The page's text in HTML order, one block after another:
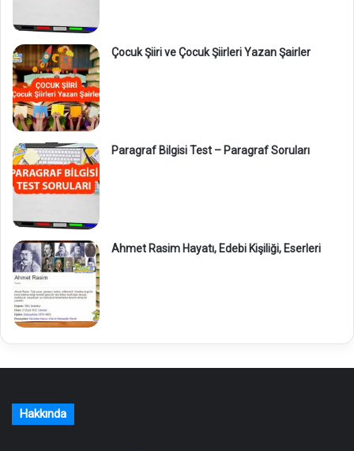
Çocuk Şiiri ve Çocuk Şiirleri Yazan Şairler
Paragraf Bilgisi Test – Paragraf Soruları
Ahmet Rasim Hayatı, Edebi Kişiliği, Eserleri
Hakkında